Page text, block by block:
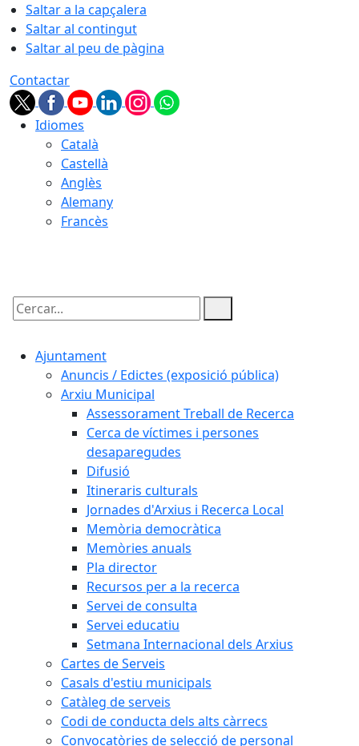
Saltar a la capçalera
Saltar al contingut
Saltar al peu de pàgina
Contactar
Idiomes
Català
Castellà
Anglès
Alemany
Francès
Cercar:
Ajuntament
Anuncis / Edictes (exposició pública)
Arxiu Municipal
Assessorament Treball de Recerca
Cerca de víctimes i persones
desaparegudes
Difusió
Itineraris culturals
Jornades d'Arxius i Recerca Local
Memòria democràtica
Memòries anuals
Pla director
Recursos per a la recerca
Servei de consulta
Servei educatiu
Setmana Internacional dels Arxius
Cartes de Serveis
Casals d'estiu municipals
Catàleg de serveis
Codi de conducta dels alts càrrecs
Convocatòries de selecció de personal